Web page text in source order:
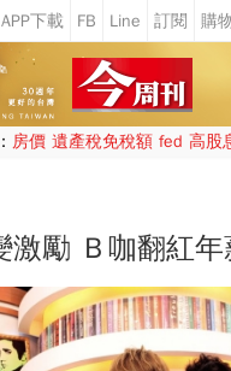
房價 遺產稅免稅額 fed 高股
激勵 Ｂ咖翻紅